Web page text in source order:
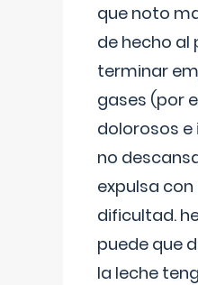
que noto
de hecho al
terminar
gases (por
dolorosos
no
expulsa
dificultad.
puede que
la leche